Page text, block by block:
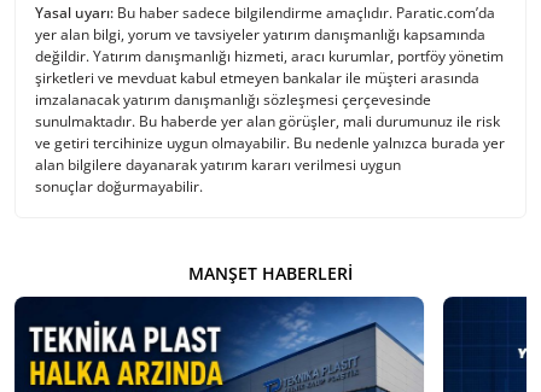
Yasal uyarı: Bu haber sadece bilgilendirme amaçlıdır. Paratic.com’da
yer alan bilgi, yorum ve tavsiyeler yatırım danışmanlığı kapsamında
değildir. Yatırım danışmanlığı hizmeti, aracı kurumlar, portföy yönetim
şirketleri ve mevduat kabul etmeyen bankalar ile müşteri arasında
imzalanacak yatırım danışmanlığı sözleşmesi çerçevesinde
sunulmaktadır. Bu haberde yer alan görüşler, mali durumunuz ile risk
ve getiri tercihinize uygun olmayabilir. Bu nedenle yalnızca burada yer
alan bilgilere dayanarak yatırım kararı verilmesi uygun
sonuçlar doğurmayabilir.
MANŞET HABERLERI